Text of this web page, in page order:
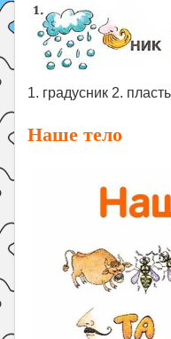
1. градусник 2.
Наше тело